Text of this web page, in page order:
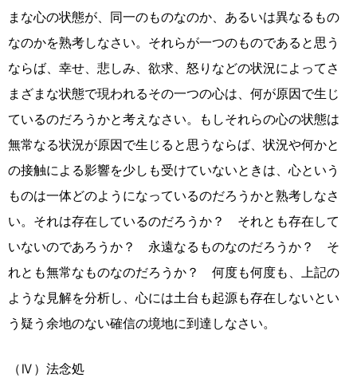
まな心の状態が、同一のものなのか、あるいは異なるもの
なのかを熟考しなさい。それらが一つのものであると思う
ならば、幸せ、悲しみ、欲求、怒りなどの状況によってさ
まざまな状態で現われるその一つの心は、何が原因で生じ
ているのだろうかと考えなさい。もしそれらの心の状態は
無常なる状況が原因で生じると思うならば、状況や何かと
の接触による影響を少しも受けていないときは、心という
ものは一体どのようになっているのだろうかと熟考しなさ
い。それは存在しているのだろうか？ それとも存在して
いないのであろうか？ 永遠なるものなのだろうか？ そ
れとも無常なものなのだろうか？ 何度も何度も、上記の
ような見解を分析し、心には土台も起源も存在しないとい
う疑う余地のない確信の境地に到達しなさい。
（Ⅳ）法念処